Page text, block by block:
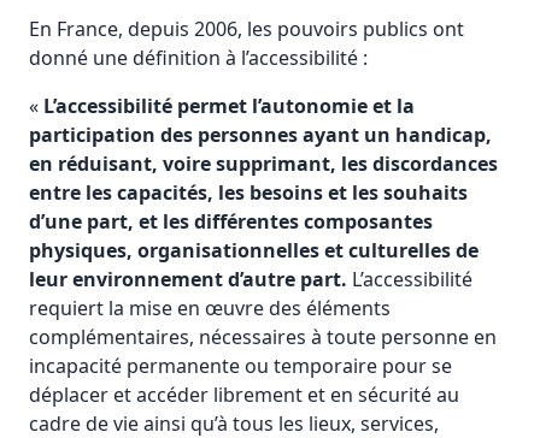
En France, depuis 2006, les pouvoirs publics ont
donné une définition à l’accessibilité :
« L’accessibilité permet l’autonomie et la
participation des personnes ayant un handicap,
en réduisant, voire supprimant, les discordances
entre les capacités, les besoins et les souhaits
d’une part, et les différentes composantes
physiques, organisationnelles et culturelles de
leur environnement d’autre part. L’accessibilité
requiert la mise en œuvre des éléments
complémentaires, nécessaires à toute personne en
incapacité permanente ou temporaire pour se
déplacer et accéder librement et en sécurité au
cadre de vie ainsi qu’à tous les lieux, services,